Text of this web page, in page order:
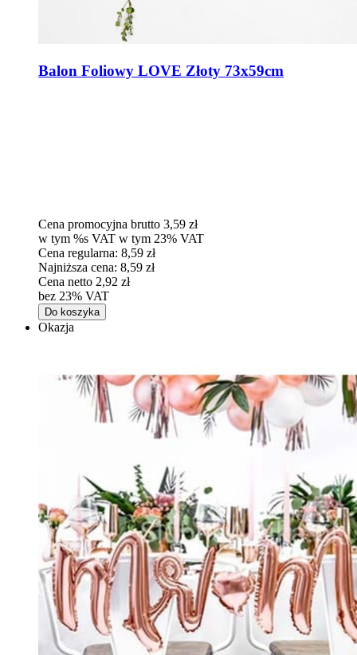
Balon Foliowy LOVE Złoty 73x59cm
Cena promocyjna brutto 3,59 zł
w tym %s VAT w tym 23% VAT
Cena regularna: 8,59 zł
Najniższa cena: 8,59 zł
Cena netto 2,92 zł
bez 23% VAT
Do koszyka
Okazja